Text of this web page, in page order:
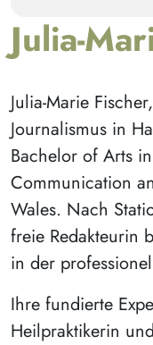
Julia-
Julia-Marie
Journalismus in
Bachelor of Arts
Communication
Wales. Nach
freie Redakteurin
in der
Ihre fundierte
Heilpraktikerin